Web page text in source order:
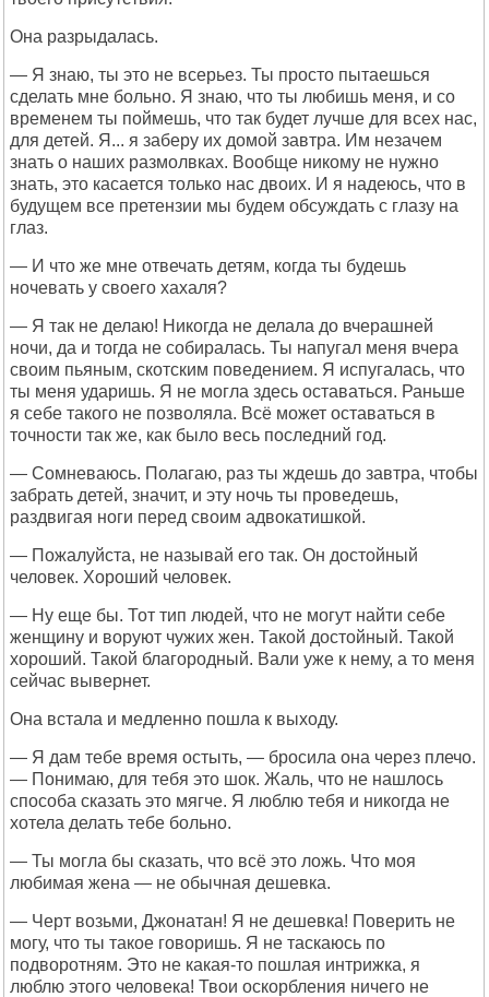
Она разрыдалась.
— Я знаю, ты это не всерьез. Ты просто пытаешься
сделать мне больно. Я знаю, что ты любишь меня, и со
временем ты поймешь, что так будет лучше для всех нас,
для детей. Я... я заберу их домой завтра. Им незачем
знать о наших размолвках. Вообще никому не нужно
знать, это касается только нас двоих. И я надеюсь, что в
будущем все претензии мы будем обсуждать с глазу на
глаз.
— И что же мне отвечать детям, когда ты будешь
ночевать у своего хахаля?
— Я так не делаю! Никогда не делала до вчерашней
ночи, да и тогда не собиралась. Ты напугал меня вчера
своим пьяным, скотским поведением. Я испугалась, что
ты меня ударишь. Я не могла здесь оставаться. Раньше
я себе такого не позволяла. Всё может оставаться в
точности так же, как было весь последний год.
— Сомневаюсь. Полагаю, раз ты ждешь до завтра, чтобы
забрать детей, значит, и эту ночь ты проведешь,
раздвигая ноги перед своим адвокатишкой.
— Пожалуйста, не называй его так. Он достойный
человек. Хороший человек.
— Ну еще бы. Тот тип людей, что не могут найти себе
женщину и воруют чужих жен. Такой достойный. Такой
хороший. Такой благородный. Вали уже к нему, а то меня
сейчас вывернет.
Она встала и медленно пошла к выходу.
— Я дам тебе время остыть, — бросила она через плечо.
— Понимаю, для тебя это шок. Жаль, что не нашлось
способа сказать это мягче. Я люблю тебя и никогда не
хотела делать тебе больно.
— Ты могла бы сказать, что всё это ложь. Что моя
любимая жена — не обычная дешевка.
— Черт возьми, Джонатан! Я не дешевка! Поверить не
могу, что ты такое говоришь. Я не таскаюсь по
подворотням. Это не какая-то пошлая интрижка, я
люблю этого человека! Твои оскорбления ничего не